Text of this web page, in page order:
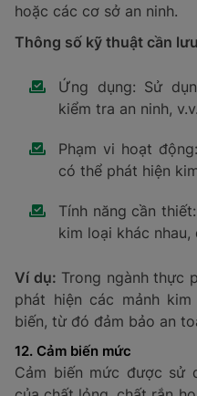
việc.
10. Cảm biến chuyển động
chuyển động của các
định. Hệ thống cảm
hoặc vật thể tiến lại gần.
Thông số kỹ thuật cần
Ứng dụng dự kiến:
Loại cảm biến:
hoặc radar.
Chức năng: Tính
an ninh, v.v.